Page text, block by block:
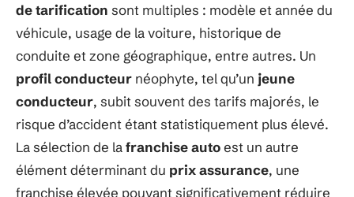
de tarification sont multiples : modèle et année du
véhicule, usage de la voiture, historique de
conduite et zone géographique, entre autres. Un
profil conducteur néophyte, tel qu’un jeune
conducteur, subit souvent des tarifs majorés, le
risque d’accident étant statistiquement plus élevé.
La sélection de lafranchise autoest un autre
élément déterminant du prix assurance, une
franchise élevée pouvant significativement réduire